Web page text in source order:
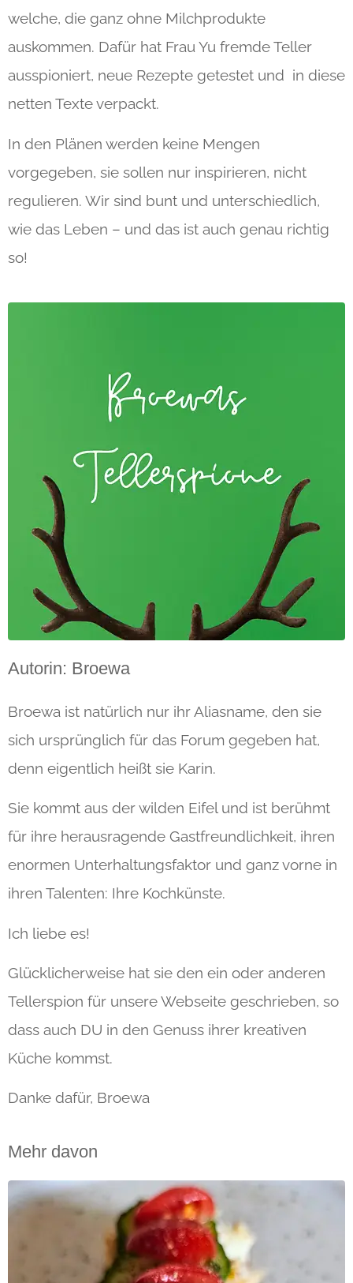
welche, die ganz ohne Milchprodukte
auskommen. Dafür hat Frau Yu fremde Teller
ausspioniert, neue Rezepte getestet und in diese
netten Texte verpackt.
In den Plänen werden keine Mengen
vorgegeben, sie sollen nur inspirieren, nicht
regulieren. Wir sind bunt und unterschiedlich,
wie das Leben – und das ist auch genau richtig
so!
Autorin: Broewa
Broewa ist natürlich nur ihr Aliasname, den sie
sich ursprünglich für das Forum gegeben hat,
denn eigentlich heißt sie Karin.
Sie kommt aus der wilden Eifel und ist berühmt
für ihre herausragende Gastfreundlichkeit, ihren
enormen Unterhaltungsfaktor und ganz vorne in
ihren Talenten: Ihre Kochkünste.
Ich liebe es!
Glücklicherweise hat sie den ein oder anderen
Tellerspion für unsere Webseite geschrieben, so
dass auch DU in den Genuss ihrer kreativen
Küche kommst.
Danke dafür, Broewa
Mehr davon